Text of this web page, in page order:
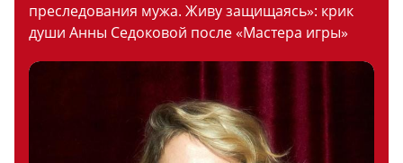
преследования мужа. Живу защищаясь»: крик
души Анны Седоковой после «Мастера игры»